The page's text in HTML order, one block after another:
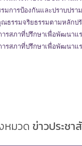
มการป้องกันและปราบปรา
ณธรรมจริยธรรมตามหลัก
รสภาที่ปรึกษาเพื่อพัฒนาแ
รสภาที่ปรึกษาเพื่อพัฒนาแ
หมวด ข่าวประช